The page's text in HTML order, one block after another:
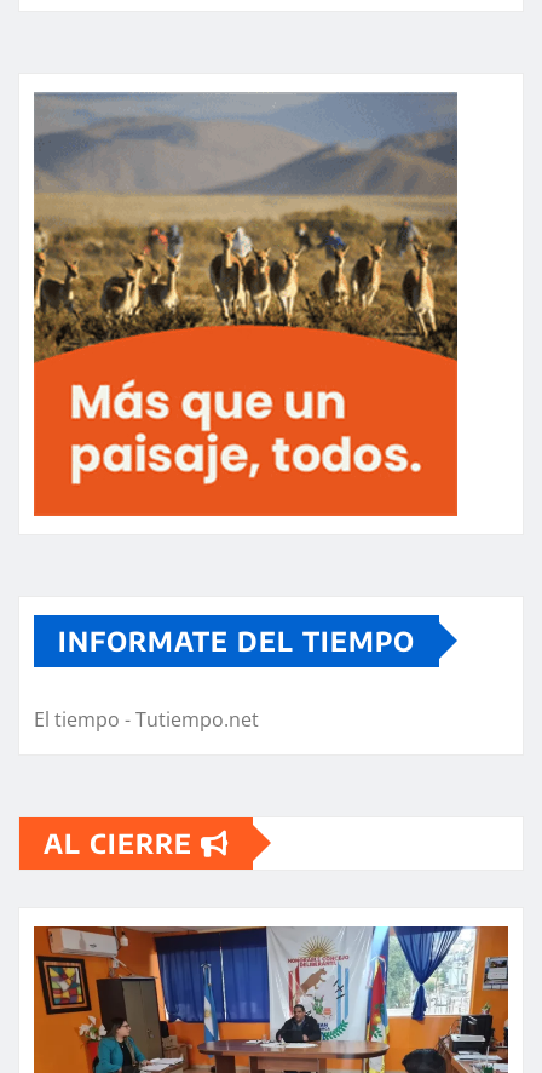
INFORMATE DEL TIEMPO
El tiempo - Tutiempo.net
AL CIERRE